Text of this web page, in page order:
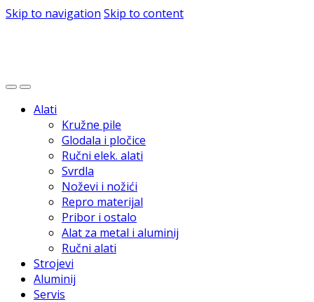
Skip to navigation Skip to content
Alati
Kružne pile
Glodala i pločice
Ručni elek. alati
Svrdla
Noževi i nožići
Repro materijal
Pribor i ostalo
Alat za metal i aluminij
Ručni alati
Strojevi
Aluminij
Servis